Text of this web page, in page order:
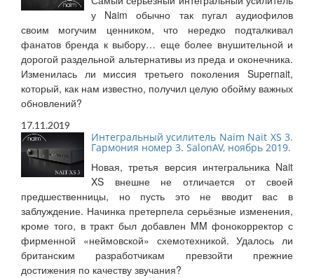
у Naim обычно так пугал аудиофилов
своим могучим ценником, что нередко подталкивал
фанатов бренда к выбору… еще более внушительной и
дорогой раздельной альтернативы из преда и оконечника.
Изменилась ли миссия третьего поколения Supernait,
который, как нам известно, получил целую обойму важных
обновлений?
17.11.2019
Интегральный усилитель Naim Nait XS 3.
Гармония номер 3. SalonAV, ноябрь 2019.
Новая, третья версия интегральника Nait
XS внешне не отличается от своей
предшественницы, но пусть это не вводит вас в
заблуждение. Начинка претерпела серьёзные изменения,
кроме того, в тракт был добавлен MM фонокорректор с
фирменной «неймовской» схемотехникой. Удалось ли
британским разработчикам превзойти прежние
достижения по качеству звучания?